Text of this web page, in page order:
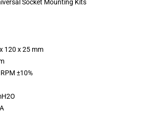
Socket Mounting Kits
120 x 25 mm
±10%